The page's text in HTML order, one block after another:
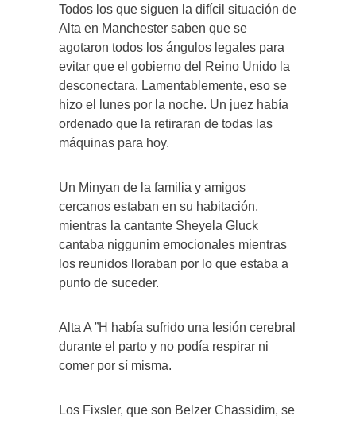
Todos los que siguen la difícil situación de
Alta en Manchester saben que se
agotaron todos los ángulos legales para
evitar que el gobierno del Reino Unido la
desconectara. Lamentablemente, eso se
hizo el lunes por la noche. Un juez había
ordenado que la retiraran de todas las
máquinas para hoy.
Un Minyan de la familia y amigos
cercanos estaban en su habitación,
mientras la cantante Sheyela Gluck
cantaba niggunim emocionales mientras
los reunidos lloraban por lo que estaba a
punto de suceder.
Alta A ”H había sufrido una lesión cerebral
durante el parto y no podía respirar ni
comer por sí misma.
Los Fixsler, que son Belzer Chassidim, se